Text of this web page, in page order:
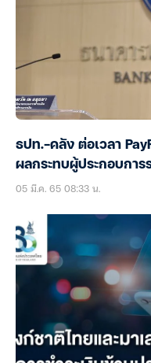
ธปท.-คลัง ต่อเวลา
ผลกระทบผู้ประกอบการ
05 มี.ค. 65 08:33 น.